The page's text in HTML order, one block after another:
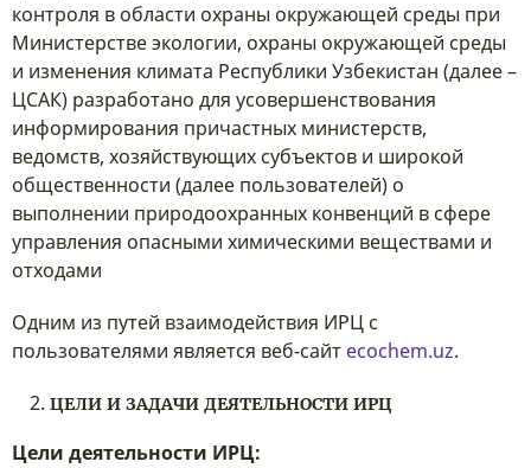
контроля в области охраны окружающей среды при
Министерстве экологии, охраны окружающей среды
и изменения климата Республики Узбекистан (далее –
ЦСАК) разработано для усовершенствования
информирования причастных министерств,
ведомств, хозяйствующих субъектов и широкой
общественности (далее пользователей) о
выполнении природоохранных конвенций в сфере
управления опасными химическими веществами и
отходами
Одним из путей взаимодействия ИРЦ с
пользователями является веб-сайт ecochem.uz.
ЦЕЛИ И ЗАДАЧИ ДЕЯТЕЛЬНОСТИ ИРЦ
Цели деятельности ИРЦ: